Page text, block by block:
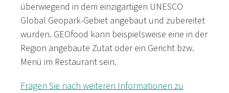
überwiegend in dem einzigartigen UNESCO
Global Geopark-Gebiet angebaut und zubereitet
wurden. GEOfood kann beispielsweise eine in der
Region angebaute Zutat oder ein Gericht bzw.
Menü im Restaurant sein.
Fragen Sie nach weiteren Informationen zu